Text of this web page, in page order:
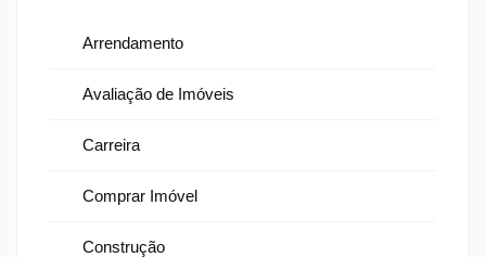
Arrendamento
Avaliação de Imóveis
Carreira
Comprar Imóvel
Construção